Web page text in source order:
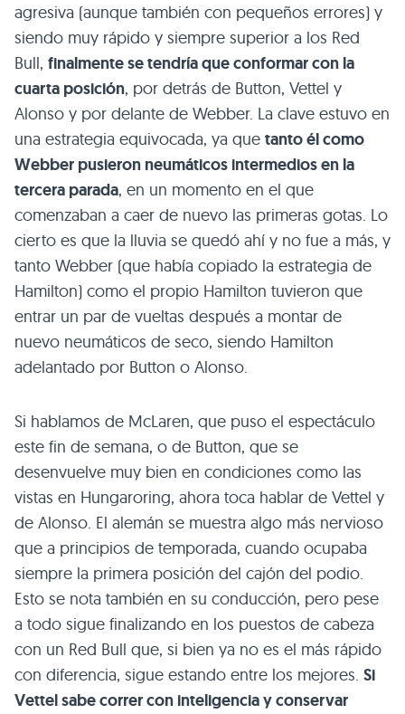
agresiva (aunque también con pequeños errores) y
siendo muy rápido y siempre superior a los Red
Bull, finalmente se tendría que conformar con la
cuarta posición, por detrás de Button, Vettel y
Alonso y por delante de Webber. La clave estuvo en
una estrategia equivocada, ya que tanto él como
Webber pusieron neumáticos intermedios en la
tercera parada, en un momento en el que
comenzaban a caer de nuevo las primeras gotas. Lo
cierto es que la lluvia se quedó ahí y no fue a más, y
tanto Webber (que había copiado la estrategia de
Hamilton) como el propio Hamilton tuvieron que
entrar un par de vueltas después a montar de
nuevo neumáticos de seco, siendo Hamilton
adelantado por Button o Alonso.
Si hablamos de McLaren, que puso el espectáculo
este fin de semana, o de Button, que se
desenvuelve muy bien en condiciones como las
vistas en Hungaroring, ahora toca hablar de Vettel y
de Alonso. El alemán se muestra algo más nervioso
que a principios de temporada, cuando ocupaba
siempre la primera posición del cajón del podio.
Esto se nota también en su conducción, pero pese
a todo sigue finalizando en los puestos de cabeza
con un Red Bull que, si bien ya no es el más rápido
con diferencia, sigue estando entre los mejores. Si
Vettel sabe correr con inteligencia y conservar